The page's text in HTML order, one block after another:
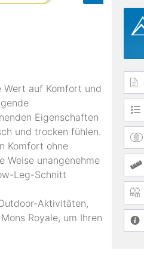
Wert auf Komfort und
Eigenschaften
und trocken fühlen.
Komfort ohne
Weise unangenehme
Leg-Schnitt
Aktivitäten,
Royale, um Ihren